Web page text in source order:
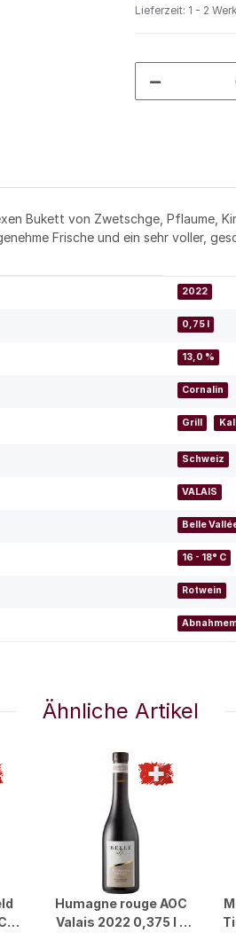
Lieferzeit: 1 - 2
Bukett von Zwetschge, Pflaume,
Frische und ein sehr voller,
2022
0,75 l
13,0 %
Cornalin
Grill
Schweiz
VALAIS
Belle
16 - 18° C
Rotwein
Ähnliche Artikel
Humagne rouge AOC
Valais 2022 0,375 l -